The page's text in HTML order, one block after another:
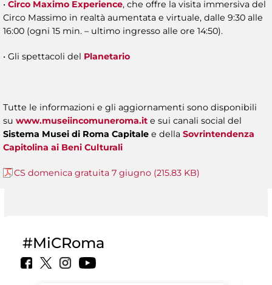
• Circo Maximo Experience, che offre la visita immersiva del
Circo Massimo in realtà aumentata e virtuale, dalle 9:30 alle
16:00 (ogni 15 min. – ultimo ingresso alle ore 14:50).
• Gli spettacoli del Planetario
Tutte le informazioni e gli aggiornamenti sono disponibili
su www.museiincomuneroma.it e sui canali social del
Sistema Musei di Roma Capitale e della Sovrintendenza
Capitolina ai Beni Culturali
CS domenica gratuita 7 giugno (215.83 KB)
#MiCRoma